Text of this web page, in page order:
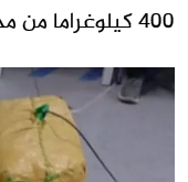
400 كيلوغراما من مخدر الشيرا.